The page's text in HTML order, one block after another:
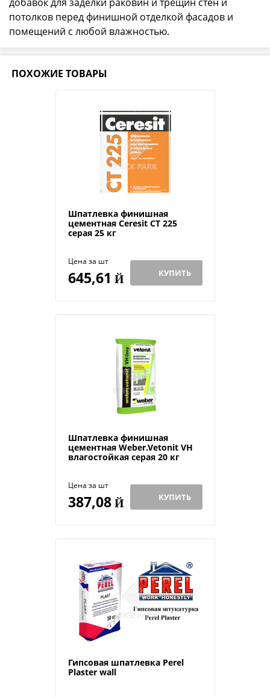
потолков перед финишной отделкой фасадов и
помещений с любой влажностью.
ПОХОЖИЕ ТОВАРЫ
Шпатлевка финишная
цементная Ceresit CT 225
серая 25 кг
Цена за шт
645,61 Й КУПИТЬ
Шпатлевка финишная
цементная Weber.Vetonit VH
влагостойкая серая 20 кг
Цена за шт
387,08Й КУПИТЬ
Гипсовая шпатлевка Perel
Plaster wall